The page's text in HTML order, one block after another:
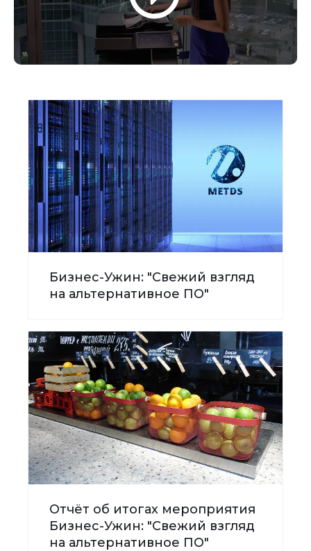
Бизнес-Ужин: "Свежий взгляд
на альтернативное ПО"
Отчёт об итогах мероприятия
Бизнес-Ужин: "Свежий взгляд
на альтернативное ПО"